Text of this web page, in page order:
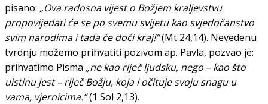
pisano: „Ova radosna vijest o Božjem kraljevstvu
propovijedati će se po svemu svijetu kao svjedočanstvo
svim narodima i tada će doći kraj!“(Mt 24,14). Nevedenu
tvrdnju možemo prihvatiti pozivom ap. Pavla, pozvao je:
prihvatimo Pisma „ne kao riječ ljudsku, nego – kao što
uistinu jest – riječ Božju, koja i očituje svoju snagu u
vama, vjernicima.”(1 Sol 2,13).